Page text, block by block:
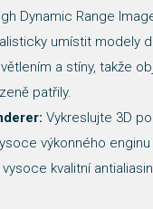
Dynamic Range
umístit modely
a stíny, takže
patřily.
Vykreslujte 3D
výkonného enginu
vysoce kvalitní